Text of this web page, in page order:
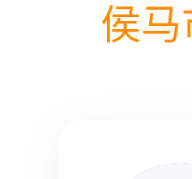
侯马